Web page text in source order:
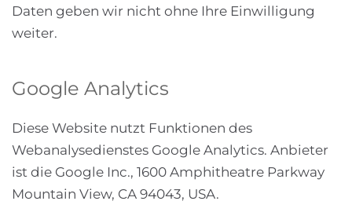
Daten geben wir nicht ohne Ihre Einwilligung
weiter.
Google Analytics
Diese Website nutzt Funktionen des
Webanalysedienstes Google Analytics. Anbieter
ist die Google Inc., 1600 Amphitheatre Parkway
Mountain View, CA 94043, USA.